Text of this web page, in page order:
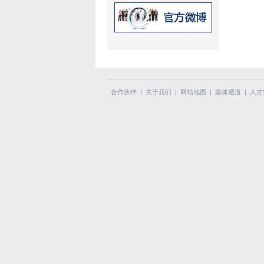
合作伙伴 | 关于我们 | 网站地图 | 媒体通道 | 人